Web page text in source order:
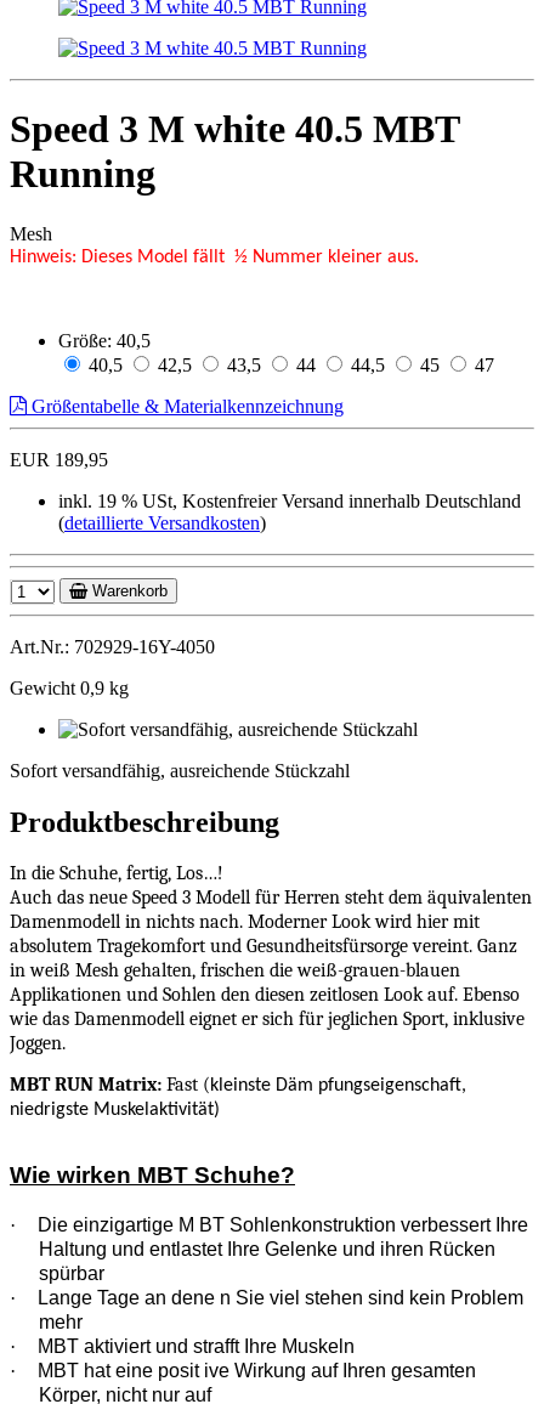
Speed 3 M white 40.5 MBT
Running
Mesh
Hinweis: Dieses Model fällt ½ Nummer kleiner aus.
Größe: 40,5
40,5
42,5 43,5 44 44,5 45
47
Größentabelle & Materialkennzeichnung
EUR 189,95
inkl. 19 % USt, Kostenfreier Versand innerhalb Deutschland
(detaillierte Versandkosten)
Warenkorb
Art.Nr.: 702929-16Y-4050
Gewicht 0,9 kg
Sofort versandfähig, ausreichende Stückzahl
Produktbeschreibung
In die Schuhe, fertig, Los…!
Auch das neue Speed 3 Modell für Herren steht dem äquivalenten
Damenmodell in nichts nach. Moderner Look wird hier mit
absolutem Tragekomfort und Gesundheitsfürsorge vereint. Ganz
in weiß Mesh gehalten, frischen die weiß-grauen-blauen
Applikationen und Sohlen den diesen zeitlosen Look auf. Ebenso
wie das Damenmodell eignet er sich für jeglichen Sport, inklusive
Joggen.
MBT RUN Matrix: Fast (kleinste Däm pfungseigenschaft,
niedrigste Muskelaktivität)
Wie wirken MBT Schuhe?
·
Die einzigartige M BT Sohlenkonstruktion verbessert Ihre
Haltung und entlastet Ihre Gelenke und ihren Rücken
spürbar
·
Lange Tage an dene n Sie viel stehen sind kein Problem
mehr
·
MBT aktiviert und strafft Ihre Muskeln
·
MBT hat eine posit ive Wirkung auf Ihren gesamten
Körper, nicht nur auf